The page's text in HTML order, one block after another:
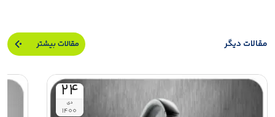
مقالات دیگر مقالات بیشتر
۲۴
دی
۱۴۰۰